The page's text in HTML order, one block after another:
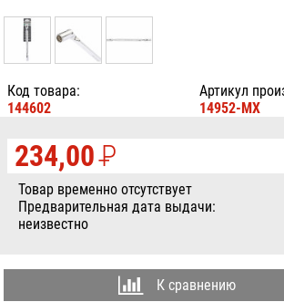
Код товара:
144602
Артикул
14952-MX
234,00P
УБ.
Товар временно отсутствует
Предварительная дата выдачи:
неизвестно
К сравнению